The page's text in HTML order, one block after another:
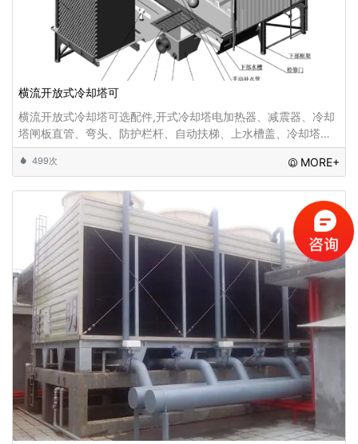
横流开放式冷却塔可
横流开放式冷却塔可选配件,开式冷却塔电加热器、减震器、冷却
塔闸板直管、弯头、防护栏杆、自动扶梯、上水槽盖、冷却塔电
机、冷却塔电气柜、冷却塔供水装置、冷却塔配料罐...
499次 MORE+